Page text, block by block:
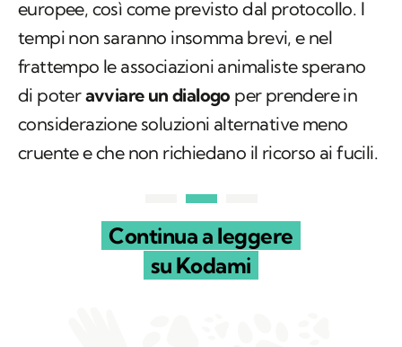
europee, così come previsto dal protocollo. I
tempi non saranno insomma brevi, e nel
frattempo le associazioni animaliste sperano
di poteravviare un dialogo per prendere in
considerazione soluzioni alternative meno
cruente e che non richiedano il ricorso ai fucili.
Continua a leggere
su Kodami